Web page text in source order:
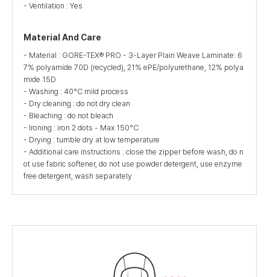
- Ventilation : Yes
Material And Care
- Material : GORE-TEX® PRO - 3-Layer Plain Weave Laminate: 6
7% polyamide 70D (recycled), 21% ePE/polyurethane, 12% polya
mide 15D
- Washing : 40°C mild process
- Dry cleaning : do not dry clean
- Bleaching : do not bleach
- Ironing : iron 2 dots - Max 150°C
- Drying : tumble dry at low temperature
- Additional care instructions : close the zipper before wash, do n
ot use fabric softener, do not use powder detergent, use enzyme
free detergent, wash separately